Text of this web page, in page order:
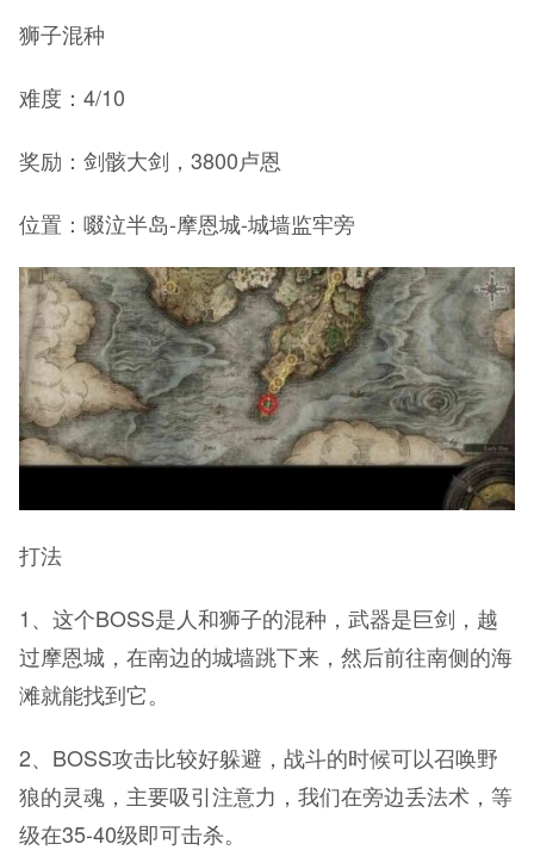
狮子混种
难度：4/10
奖励：剑骸大剑，3800卢恩
位置：啜泣半岛-摩恩城-城墙监牢旁
打法
1、这个BOSS是人和狮子的混种，武器是巨剑，越
过摩恩城，在南边的城墙跳下来，然后前往南侧的海
滩就能找到它。
2、BOSS攻击比较好躲避，战斗的时候可以召唤野
狼的灵魂，主要吸引注意力，我们在旁边丢法术，等
级在35-40级即可击杀。